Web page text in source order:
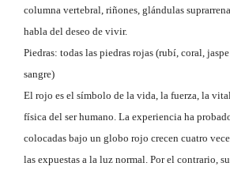
columna vertebral, riñones, glándulas
habla del deseo de vivir.
Piedras: todas las piedras rojas (rubí, coral,
sangre)
El rojo es el símbolo de la vida, la fuerza, la
física del ser humano. La experiencia ha
colocadas bajo un globo rojo crecen cuatro
las expuestas a la luz normal. Por el contrario,